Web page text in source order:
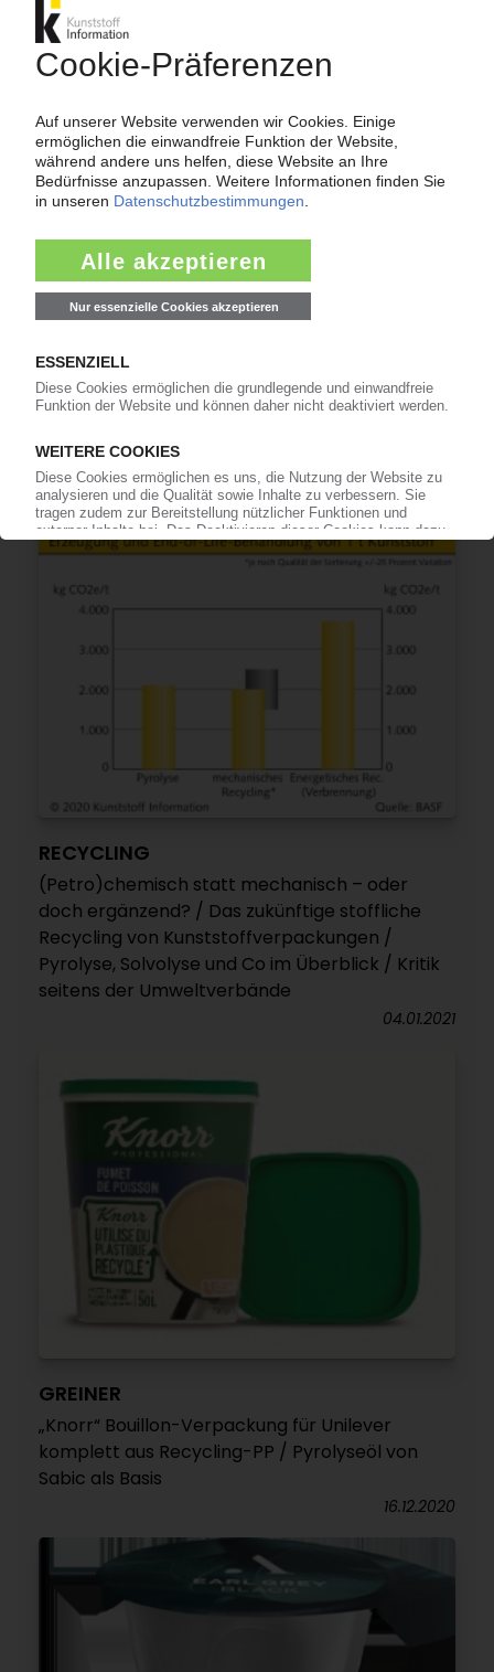
KUNSTSTOFFRECYCLING
Unilever und Online-Handelsriese Alibaba
Rücknahmeautomaten
14.01.2021
RECYCLING
(Petro)chemisch statt mechanisch – oder
doch ergänzend? / Das zukünftige stoffliche
Recycling von Kunststoffverpackungen /
Pyrolyse, Solvolyse und Co im Überblick / Kritik
seitens der Umweltverbände
04.01.2021
GREINER
„Knorr“ Bouillon-Verpackung für Unilever
komplett aus Recycling-PP / Pyrolyseöl von
Sabic als Basis
16.12.2020